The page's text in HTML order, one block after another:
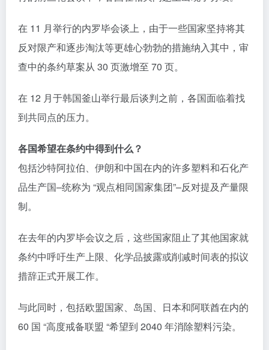
在 11 月举行的内罗毕会谈上，由于一些国家坚持将其
反对限产和逐步淘汰等更雄心勃勃的措施纳入其中，审
查中的条约草案从 30 页激增至 70 页。
在 12 月于韩国釜山举行最后谈判之前，各国面临着找
到共同点的压力。
各国希望在条约中得到什么？
包括沙特阿拉伯、伊朗和中国在内的许多塑料和石化产
品生产国–统称为 “观点相同国家集团”–反对提及产量限
制。
在去年的内罗毕会议之后，这些国家阻止了其他国家就
条约中呼吁生产上限、化学品披露或削减时间表的拟议
措辞正式开展工作。
与此同时，包括欧盟国家、岛国、日本和阿联酋在内的
60 国 “高度戒备联盟 “希望到 2040 年消除塑料污染。